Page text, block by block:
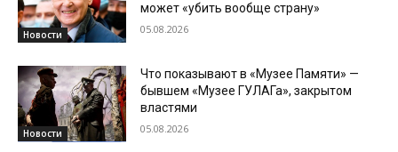
Новости
может «убить вообще страну»
05.08.2026
Новости
Что показывают в «Музее Памяти» —
бывшем «Музее ГУЛАГа», закрытом
властями
05.08.2026